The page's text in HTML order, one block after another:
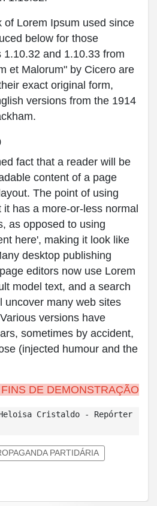
of Lorem Ipsum used since
below for those
1.10.32 and 1.10.33 from
et Malorum" by Cicero are
exact original form,
versions from the 1914
fact that a reader will be
content of a page
The point of using
has a more-or-less normal
as opposed to using
here', making it look like
desktop publishing
editors now use Lorem
model text, and a search
uncover many web sites
versions have
sometimes by accident,
(injected humour and the
DE DEMONSTRAÇÃO
Cristaldo - Repórter
PARTIDÁRIA